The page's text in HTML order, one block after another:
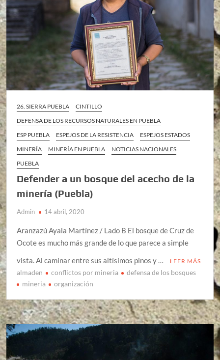
26. SIERRA PUEBLA
CINTILLO
DEFENSA DE LOS RECURSOS NATURALES EN PUEBLA
ESP PUEBLA
ESPEJOS DE LA RESISTENCIA
ESPEJOS ESTADOS
MINERÍA
MINERÍA EN PUEBLA
NOTICIAS NACIONALES
PUEBLA
Defender a un bosque del acecho de la
minería (Puebla)
Admin 14 abril, 2020
Aranzazú Ayala Martínez / Lado B El bosque de Cruz de
Ocote es mucho más grande de lo que parece a simple
vista. Al caminar entre sus altísimos pinos y …
LEER MÁS
almaden conflictos por mineria
defensa de los bosques
mineria
organización